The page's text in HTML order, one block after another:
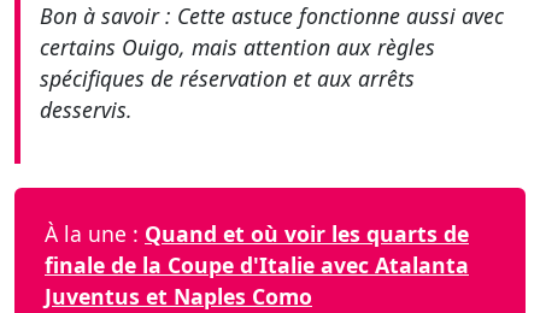
Bon à savoir : Cette astuce fonctionne aussi avec
certains Ouigo, mais attention aux règles
spécifiques de réservation et aux arrêts
desservis.
À la une : Quand et où voir les quarts de
finale de la Coupe d'Italie avec Atalanta
Juventus et Naples Como